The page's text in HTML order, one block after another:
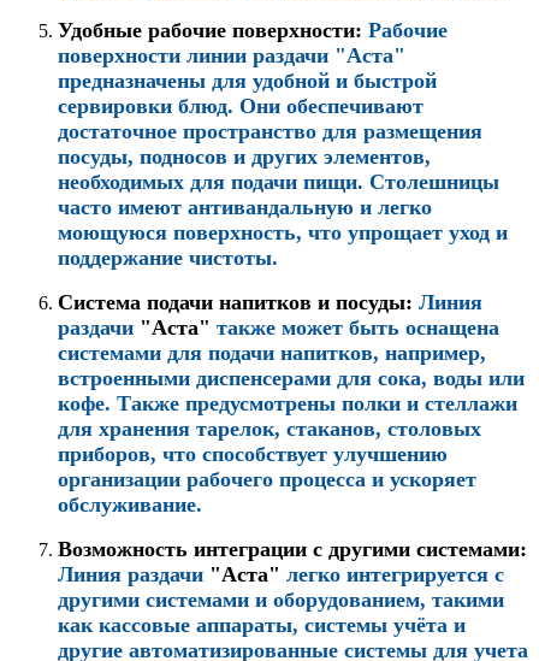
Удобные рабочие поверхности: Рабочие
поверхности линии раздачи "Аста"
предназначены для удобной и быстрой
сервировки блюд. Они обеспечивают
достаточное пространство для размещения
посуды, подносов и других элементов,
необходимых для подачи пищи. Столешницы
часто имеют антивандальную и легко
моющуюся поверхность, что упрощает уход и
поддержание чистоты.
Система подачи напитков и посуды: Линия
раздачи "Аста" также может быть оснащена
системами для подачи напитков, например,
встроенными диспенсерами для сока, воды или
кофе. Также предусмотрены полки и стеллажи
для хранения тарелок, стаканов, столовых
приборов, что способствует улучшению
организации рабочего процесса и ускоряет
обслуживание.
Возможность интеграции с другими системами:
Линия раздачи "Аста" легко интегрируется с
другими системами и оборудованием, такими
как кассовые аппараты, системы учёта и
другие автоматизированные системы для учета